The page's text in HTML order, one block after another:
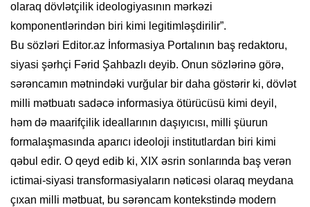
olaraq dövlətçilik ideologiyasının mərkəzi
komponentlərindən biri kimi legitimləşdirilir”.
Bu sözləri Editor.az İnformasiya Portalının baş redaktoru,
siyasi şərhçi Fərid Şahbazlı deyib. Onun sözlərinə görə,
sərəncamın mətnindəki vurğular bir daha göstərir ki, dövlət
milli mətbuatı sadəcə informasiya ötürücüsü kimi deyil,
həm də maarifçilik ideallarının daşıyıcısı, milli şüurun
formalaşmasında aparıcı ideoloji institutlardan biri kimi
qəbul edir. O qeyd edib ki, XIX əsrin sonlarında baş verən
ictimai-siyasi transformasiyaların nəticəsi olaraq meydana
çıxan milli mətbuat, bu sərəncam kontekstində modern